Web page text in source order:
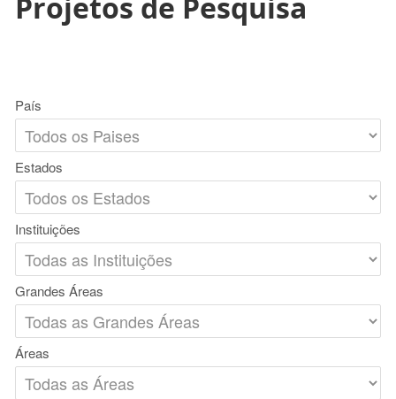
Projetos de Pesquisa
País
Estados
Instituições
Grandes Áreas
Áreas